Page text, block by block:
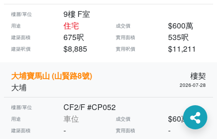
樓層/單位 9樓 F室
用途 住宅 成交價 $600萬
建築面積 675呎 實用面積 535呎
建築呎價 $8,885 實用呎價 $11,211
大埔寶馬山 (山賢路8號)
樓契
大埔
2026-07-28
樓層/單位 CF2/F #CP052
用途 車位 成交價 $60萬
建築面積 - 實用面積 -